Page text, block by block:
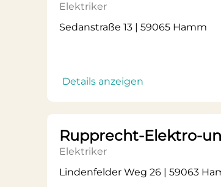
Elektriker
Sedanstraße 13 | 59065 Hamm
Details anzeigen
Rupprecht-Elektro-
Elektriker
Lindenfelder Weg 26 | 59063